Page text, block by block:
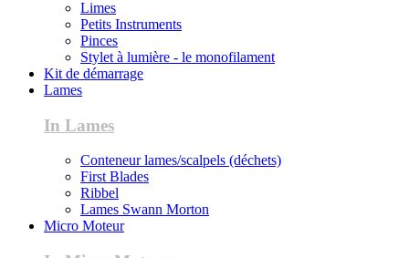
Limes
Petits Instruments
Pinces
Stylet à lumière - le monofilament
Kit de démarrage
Lames
In Lames
Conteneur lames/scalpels (déchets)
First Blades
Ribbel
Lames Swann Morton
Micro Moteur